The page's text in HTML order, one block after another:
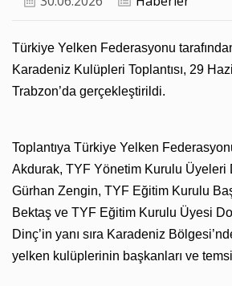
Türkiye Yelken Federasyonu
Karadeniz Kulüpleri Toplantısı, 29
Trabzon’da gerçekleştirildi.
Toplantıya Türkiye Yelken
Akdurak, TYF Yönetim Kurulu Üyeleri
Gürhan Zengin, TYF Eğitim Kurulu
Bektaş ve TYF Eğitim Kurulu Üyesi
Dinç’in yanı sıra Karadeniz
yelken kulüplerinin başkanları ve